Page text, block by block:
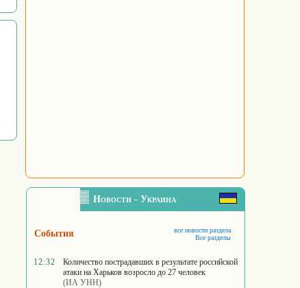
Новости - Украина
События
все новости раздела
Все разделы
12:32
Количество пострадавших в результате российской
атаки на Харьков возросло до 27 человек
(ИА УНН)